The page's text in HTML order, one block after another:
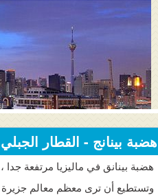
هضبة بينانج - القطار الجبلي Penang Hill
هضبة بينانق في ماليزيا مرتفعة
وتستطيع أن ترى معظم معالم